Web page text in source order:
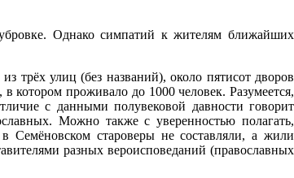
Однако симпатий к жителям ближайших
трёх улиц (без названий), около пятисот дворов
котором проживало до 1000 человек. Разумеется,
с данными полувековой давности говорит
Можно также с уверенностью полагать,
Семёновском староверы не составляли, а жили
разных вероисповеданий (православных